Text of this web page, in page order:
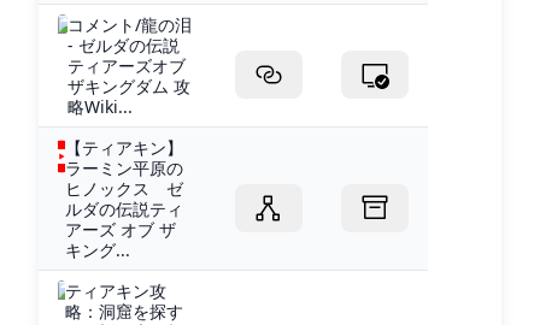
コメント/龍の泪
- ゼルダの伝説
ティアーズオブ
ザキングダム 攻
略Wiki...
【ティアキン】
ラーミン平原の
ヒノックス ゼ
ルダの伝説ティ
アーズ オブ ザ
キング...
ティアキン攻
略：洞窟を探す